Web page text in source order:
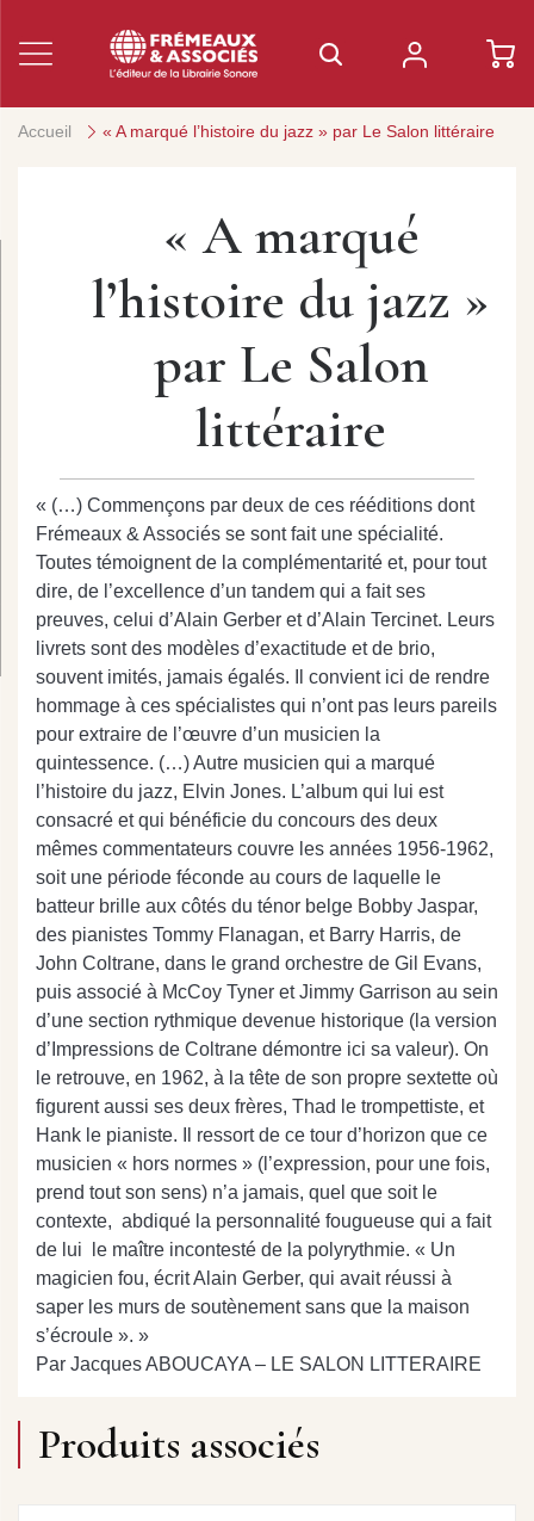
Accueil « A marqué l’histoire du jazz » par Le Salon littéraire
« A marqué
l’histoire du jazz »
par Le Salon
littéraire
« (…) Commençons par deux de ces rééditions dont
Frémeaux & Associés se sont fait une spécialité.
Toutes témoignent de la complémentarité et, pour tout
dire, de l’excellence d’un tandem qui a fait ses
preuves, celui d’Alain Gerber et d’Alain Tercinet. Leurs
livrets sont des modèles d’exactitude et de brio,
souvent imités, jamais égalés. Il convient ici de rendre
hommage à ces spécialistes qui n’ont pas leurs pareils
pour extraire de l’œuvre d’un musicien la
quintessence. (…) Autre musicien qui a marqué
l’histoire du jazz, Elvin Jones. L’album qui lui est
consacré et qui bénéficie du concours des deux
mêmes commentateurs couvre les années 1956-1962,
soit une période féconde au cours de laquelle le
batteur brille aux côtés du ténor belge Bobby Jaspar,
des pianistes Tommy Flanagan, et Barry Harris, de
John Coltrane, dans le grand orchestre de Gil Evans,
puis associé à McCoy Tyner et Jimmy Garrison au sein
d’une section rythmique devenue historique (la version
d’Impressions de Coltrane démontre ici sa valeur). On
le retrouve, en 1962, à la tête de son propre sextette où
figurent aussi ses deux frères, Thad le trompettiste, et
Hank le pianiste. Il ressort de ce tour d’horizon que ce
musicien « hors normes » (l’expression, pour une fois,
prend tout son sens) n’a jamais, quel que soit le
contexte, abdiqué la personnalité fougueuse qui a fait
de lui le maître incontesté de la polyrythmie. « Un
magicien fou, écrit Alain Gerber, qui avait réussi à
saper les murs de soutènement sans que la maison
s’écroule ». »
Par Jacques ABOUCAYA – LE SALON LITTERAIRE
Produits associés